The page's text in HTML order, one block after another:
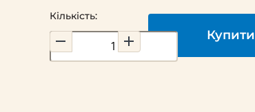
Кількість:
Купити